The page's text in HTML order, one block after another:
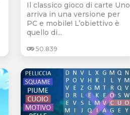
Il classico gioco di carte Uno
arriva in una versione per
PC e mobile! L’obiettivo è
quello di...
50.839